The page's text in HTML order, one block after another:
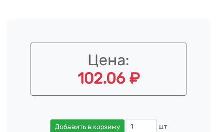
Цена:
102.06 ₽
Добавить в корзину шт